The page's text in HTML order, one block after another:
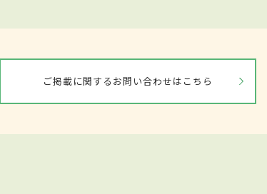
ご掲載に関するお問い合わせはこちら